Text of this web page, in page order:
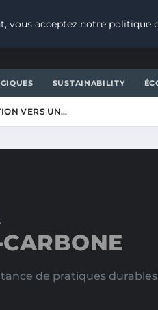
SUSTAINABILITY
VERS UN…
de pratiques
vous acceptez notre politique